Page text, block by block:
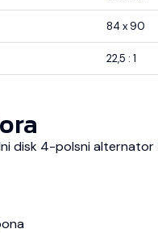
84 x 90
22,5 : 1
disk 4-polsni alternator